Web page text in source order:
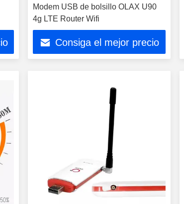
Modem USB de bolsillo OLAX U90
4g LTE Router Wifi
Consiga el mejor precio